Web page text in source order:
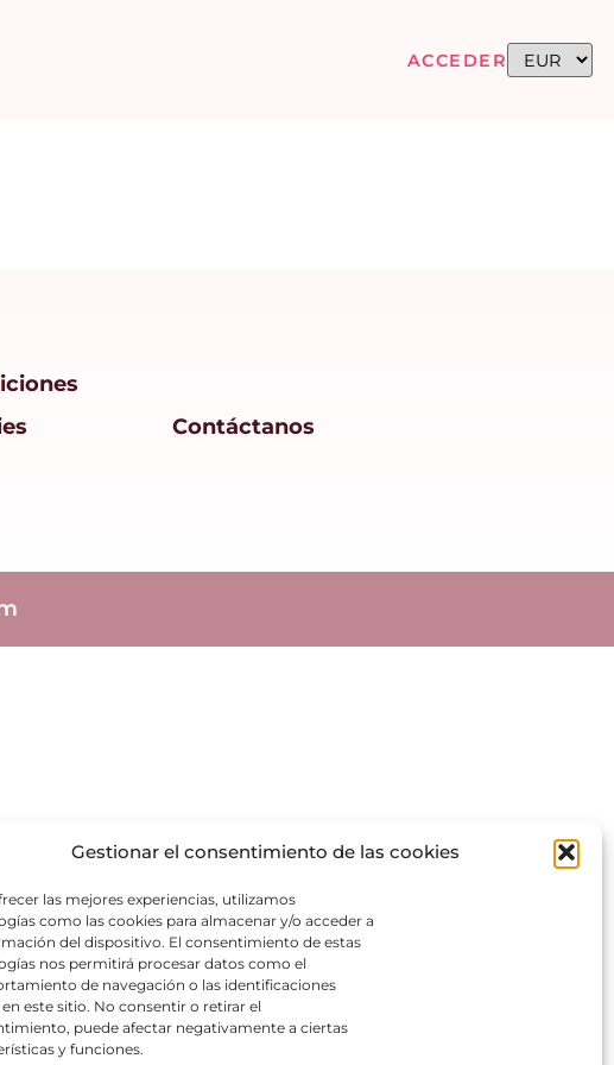
Gestionar el consentimiento de las cookies
las mejores experiencias, utilizamos
como las cookies para almacenar y/o acceder a
del dispositivo. El consentimiento de estas
nos permitirá procesar datos como el
de navegación o las identificaciones
este sitio. No consentir o retirar el
puede afectar negativamente a ciertas
y funciones.
ACCEDER
Contáctanos